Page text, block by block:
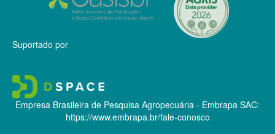
Suportado por
Empresa Brasileira de Pesquisa Agropecuária - Embrapa SAC:
https://www.embrapa.br/fale-conosco